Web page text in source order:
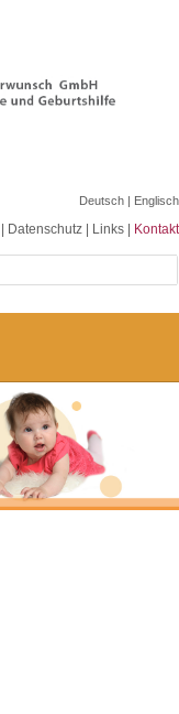
Deutsch | Englisch
Datenschutz Links Kontakt